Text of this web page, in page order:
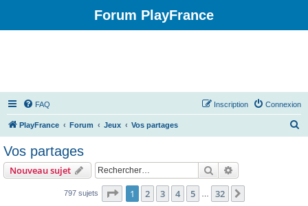
Forum PlayFrance
FAQ Connexion
Inscription
PlayFrance Forum Jeux Vos partages
Vos partages
Nouveau sujet Rechercher
797 sujets Page 1sur32
1 2 3 4 5 32